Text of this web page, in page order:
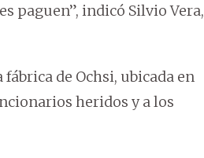
paguen”, indicó Silvio Vera,
de Ochsi, ubicada en
heridos y a los